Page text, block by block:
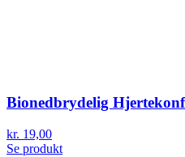
Bionedbrydelig
kr. 19,00
Se produkt